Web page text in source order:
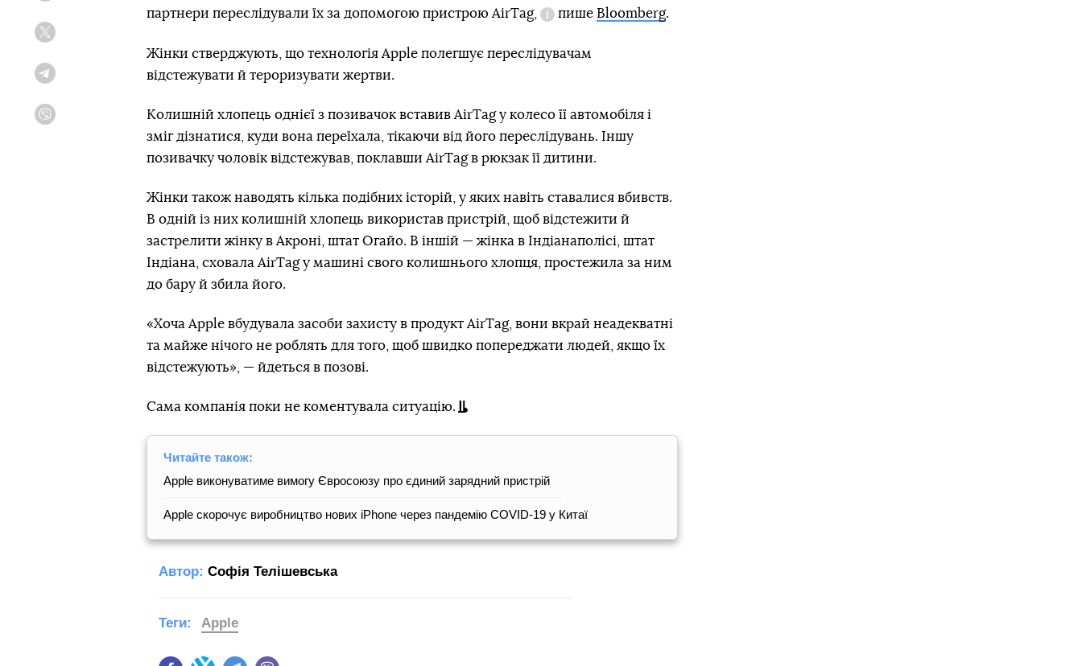
партнери переслідували їх за допомогою пристрою AirTag,
Довідка
пише Bloomberg.
Жінки стверджують, що технологія Apple полегшує переслідувачам
відстежувати й тероризувати жертви.
Колишній хлопець однієї з позивачок вставив AirTag у колесо її автомобіля і
зміг дізнатися, куди вона переїхала, тікаючи від його переслідувань. Іншу
позивачку чоловік відстежував, поклавши AirTag в рюкзак її дитини.
Жінки також наводять кілька подібних історій, у яких навіть ставалися вбивств.
В одній із них колишній хлопець використав пристрій, щоб відстежити й
застрелити жінку в Акроні, штат Огайо. В іншій — жінка в Індіанаполісі, штат
Індіана, сховала AirTag у машині свого колишнього хлопця, простежила за ним
до бару й збила його.
«Хоча Apple вбудувала засоби захисту в продукт AirTag, вони вкрай неадекватні
та майже нічого не роблять для того, щоб швидко попереджати людей, якщо їх
відстежують», — йдеться в позові.
Сама компанія поки не коментувала ситуацію.
Читайте також:
Apple виконуватиме вимогу Євросоюзу про єдиний зарядний пристрій
Apple скорочує виробництво нових iPhone через пандемію COVID-19 у Китаї
Автор: Софія Телішевська
Теги: Apple